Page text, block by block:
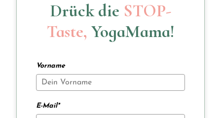
Drück die STOP-
Taste, YogaMama!
Vorname
E-Mail*